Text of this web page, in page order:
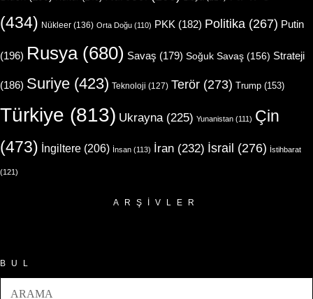
(434) Nükleer (136) Orta Doğu (110) PKK (182) Politika (267) Putin
(196) Rusya(680) Savaş (179) Soğuk Savaş (156) Strateji
(186) Suriye (423) Teknoloji (127) Terör (273) Trump (153)
Türkiye (813) Ukrayna(225) Yunanistan (111) Çin
(473) İngiltere (206) İnsan (113) İran (232) İsrail (276) İstihbarat
(121)
ARŞIVLER
BUL